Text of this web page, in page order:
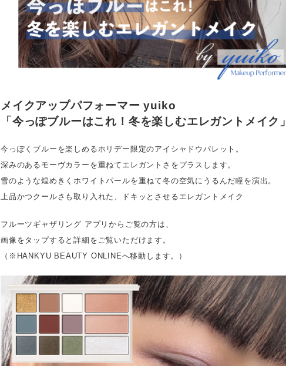
メイクアップパフォーマー yuiko
「今っぽブルーはこれ！冬を楽しむエレガントメイク」
今っぽくブルーを楽しめるホリデー限定のアイシャドウパレット。
深みのあるモーヴカラーを重ねてエレガントさをプラスします。
雪のような煌めきくホワイトパールを重ねて冬の空気にうるんだ瞳を演出。
上品かつクールさも取り入れた、ドキッとさせるエレガントメイク
フルーツギャザリング アプリからご覧の方は、
画像をタップすると詳細をご覧いただけます。
（※HANKYU BEAUTY ONLINEへ移動します。）